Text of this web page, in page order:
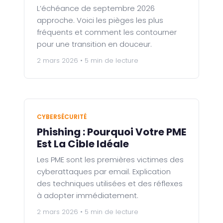
L’échéance de septembre 2026
approche. Voici les pièges les plus
fréquents et comment les contourner
pour une transition en douceur.
2 mars 2026 • 5 min de lecture
CYBERSÉCURITÉ
Phishing : Pourquoi Votre PME
Est La Cible Idéale
Les PME sont les premières victimes des
cyberattaques par email. Explication
des techniques utilisées et des réflexes
à adopter immédiatement.
2 mars 2026 • 5 min de lecture